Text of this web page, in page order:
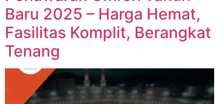
Baru 2025 – Harga Hemat,
Fasilitas Komplit, Berangkat
Tenang